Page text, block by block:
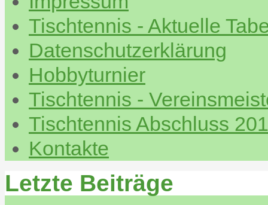
Tischtennis - Aktuelle
Datenschutzerklärung
Hobbyturnier
Tischtennis -
Tischtennis Abschluss
Kontakte
Letzte Beiträge